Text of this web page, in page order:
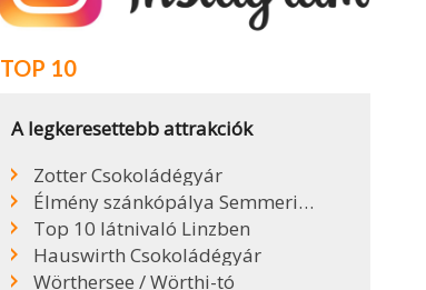
TOP 10
A legkeresettebb attrakciók
Zotter Csokoládégyár
Élmény szánkópálya Semmeringen
Top 10 látnivaló Linzben
Hauswirth Csokoládégyár
Wörthersee / Wörthi-tó